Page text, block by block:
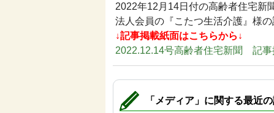
2022年12月14日付の高齢者住宅新
法人会員の『こたつ生活介護』様
↓記事掲載紙面はこちらから↓
2022.12.14号高齢者住宅新聞 記事
「メディア」に関する最近